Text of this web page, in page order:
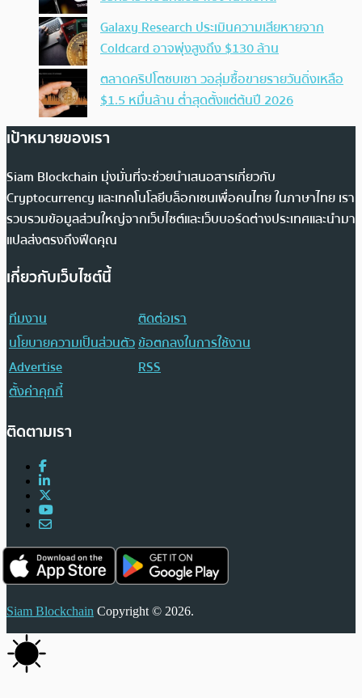
Galaxy Research ประเมินความเสียหายจาก
Coldcard อาจพุ่งสูงถึง $130 ล้าน
ตลาดคริปโตซบเซา วอลุ่มซื้อขายรายวันดิ่งเหลือ
$1.5 หมื่นล้าน ต่ำสุดตั้งแต่ต้นปี 2026
เป้าหมายของเรา
Siam Blockchain มุ่งมั่นที่จะช่วยนำเสนอสารเกี่ยวกับ
Cryptocurrency และเทคโนโลยีบล็อกเชนเพื่อคนไทย ในภาษาไทย เรา
รวบรวมข้อมูลส่วนใหญ่จากเว็บไซต์และเว็บบอร์ดต่างประเทศและนำมา
แปลส่งตรงถึงฟีดคุณ
เกี่ยวกับเว็บไซต์นี้
ทีมงาน
ติดต่อเรา
นโยบายความเป็นส่วนตัวข้อตกลงในการใช้งาน
Advertise
RSS
ตั้งค่าคุกกี้
ติดตามเรา
Siam Blockchain Copyright © 2026.